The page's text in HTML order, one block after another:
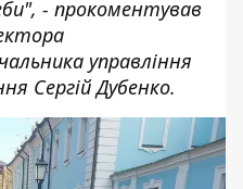
- прокоментував
управління
Сергій Дубенко.